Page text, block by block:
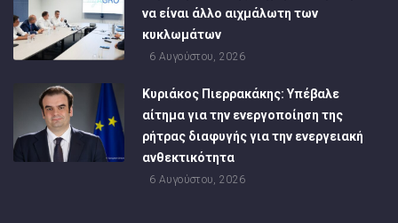
να είναι άλλο αιχμάλωτη των
κυκλωμάτων
6 Αυγούστου, 2026
Κυριάκος Πιερρακάκης: Υπέβαλε
αίτημα για την ενεργοποίηση της
ρήτρας διαφυγής για την ενεργειακή
ανθεκτικότητα
6 Αυγούστου, 2026